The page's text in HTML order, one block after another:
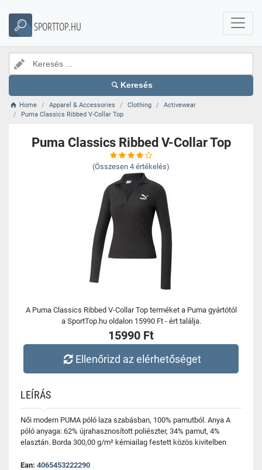
SPORTTOP.HU
Keresés
Home Apparel & Accessories Clothing
Activewear
Puma Classics Ribbed V-Collar Top
Puma Classics Ribbed V-Collar Top
(Összesen 4 értékelés)
A Puma Classics Ribbed V-Collar Top terméket a Puma gyártótól
a SportTop.hu oldalon 15990 Ft - ért találja.
15990 Ft
Ellenőrizd az elérhetőséget
LEÍRÁS
Női modern PUMA póló laza szabásban, 100% pamutból. Anya A
póló anyaga: 62% újrahasznosított poliészter, 34% pamut, 4%
elasztán. Borda 300,00 g/m² kémiailag festett közös kivitelben
Ean: 4065453222290